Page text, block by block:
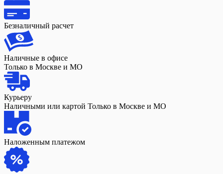
Безналичный расчет
Наличные в офисе
Только в Москве и МО
Курьеру
Наличными или картой Только в Москве и МО
Наложенным платежом